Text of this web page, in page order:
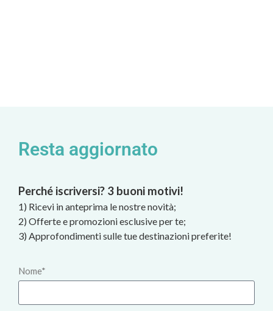
Resta aggiornato
Perché iscriversi? 3 buoni motivi!
1) Ricevi in anteprima le nostre novità;
2) Offerte e promozioni esclusive per te;
3) Approfondimenti sulle tue destinazioni preferite!
Nome*